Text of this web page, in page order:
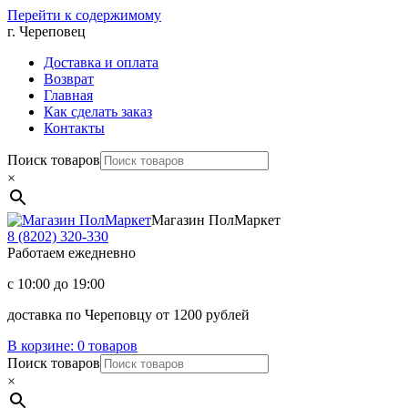
Перейти к содержимому
г. Череповец
Доставка и оплата
Возврат
Главная
Как сделать заказ
Контакты
Поиск товаров
×
Магазин ПолМаркет
8 (8202) 320-330
Работаем ежедневно
с 10:00 до 19:00
доставка по Череповцу от 1200 рублей
В корзине: 0 товаров
Поиск товаров
×